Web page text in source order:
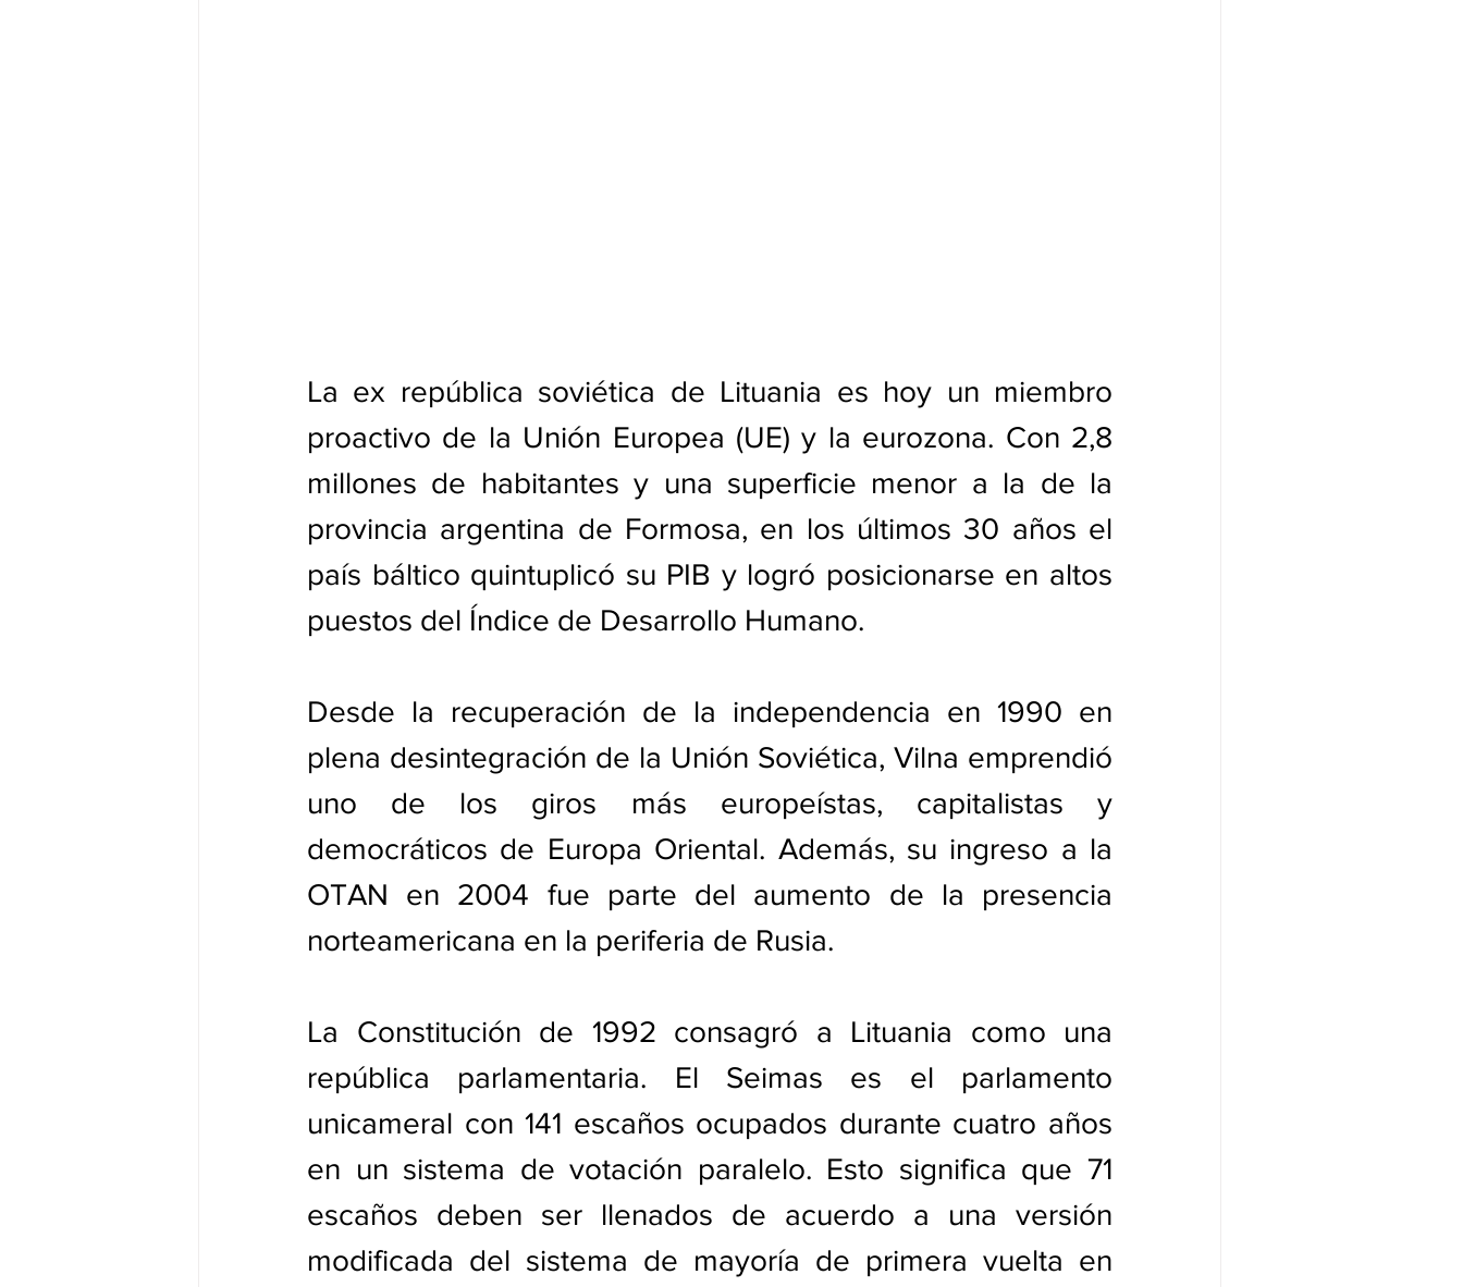
La ex república soviética de Lituania es hoy un miembro
proactivo de la Unión Europea (UE) y la eurozona. Con 2,8
millones de habitantes y una superficie menor a la de la
provincia argentina de Formosa, en los últimos 30 años el
país báltico quintuplicó su PIB y logró posicionarse en altos
puestos del Índice de Desarrollo Humano.
Desde la recuperación de la independencia en 1990 en
plena desintegración de la Unión Soviética, Vilna emprendió
uno de los giros más europeístas, capitalistas y
democráticos de Europa Oriental. Además, su ingreso a la
OTAN en 2004 fue parte del aumento de la presencia
norteamericana en la periferia de Rusia.
La Constitución de 1992 consagró a Lituania como una
república parlamentaria. El Seimas es el parlamento
unicameral con 141 escaños ocupados durante cuatro años
en un sistema de votación paralelo. Esto significa que 71
escaños deben ser llenados de acuerdo a una versión
modificada del sistema de mayoría de primera vuelta en